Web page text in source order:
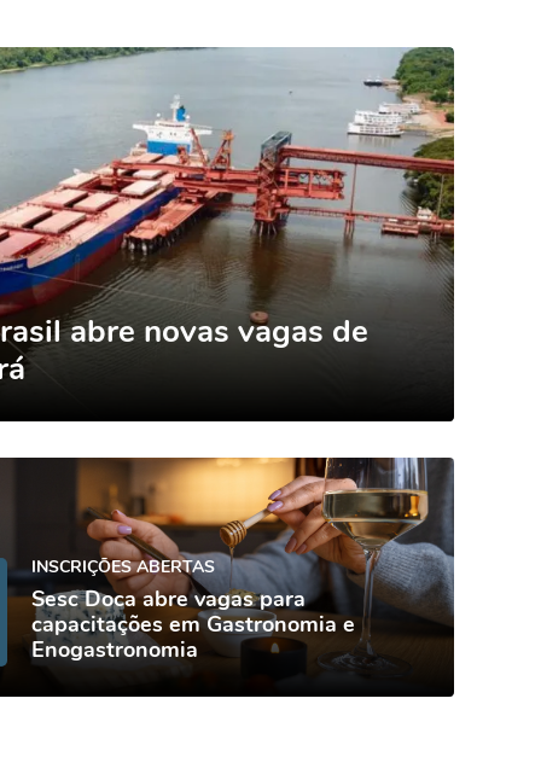
abre novas vagas de
INSCRIÇÕES ABERTAS
Sesc Doca abre vagas para
capacitações em Gastronomia e
Enogastronomia